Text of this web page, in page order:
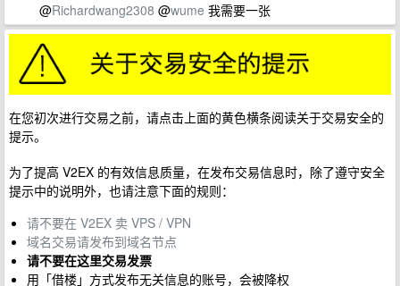
@Richardwang2308 @wume 我需要一张
在您初次进行交易之前，请点击上面的黄色横条阅读关于交易安全的
提示。
为了提高 V2EX 的有效信息质量，在发布交易信息时，除了遵守安全
提示中的说明外，也请注意下面的规则：
请不要在 V2EX 卖 VPS / VPN
域名交易请发布到域名节点
请不要在这里交易发票
用「借楼」方式发布无关信息的账号，会被降权